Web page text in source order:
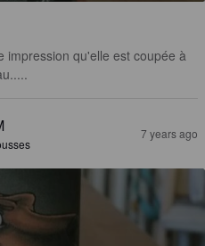
impression qu'elle est coupée à
7 years ago